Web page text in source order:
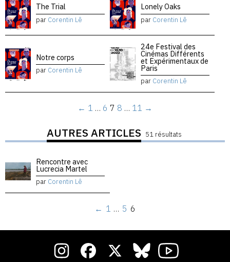
The Trial
par Corentin Lê
Lonely Oaks
par Corentin Lê
Notre corps
par Corentin Lê
24e Festival des
Cinémas Différents
et Expérimentaux de
Paris
par Corentin Lê
← 1 … 6 7 8 … 11 →
AUTRES ARTICLES 51 résultats
Rencontre avec
Lucrecia Martel
par Corentin Lê
← 1 … 5 6